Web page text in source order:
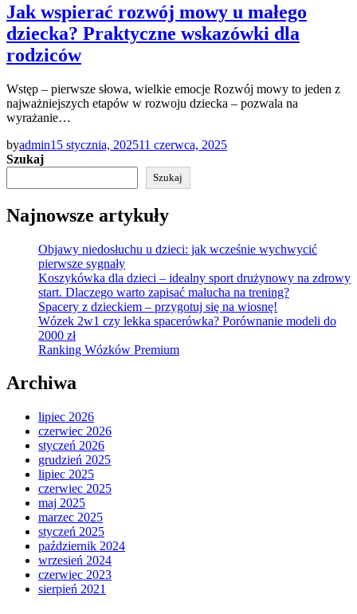
Jak wspierać rozwój mowy u małego
dziecka? Praktyczne wskazówki dla
rodziców
Wstęp – pierwsze słowa, wielkie emocje Rozwój mowy to jeden z
najważniejszych etapów w rozwoju dziecka – pozwala na
wyrażanie…
byadmin15 stycznia, 202511 czerwca, 2025
Szukaj
Szukaj
Najnowsze artykuły
Objawy niedosłuchu u dzieci: jak wcześnie wychwycić
pierwsze sygnały
Koszykówka dla dzieci – idealny sport drużynowy na zdrowy
start. Dlaczego warto zapisać malucha na trening?
Spacery z dzieckiem – przygotuj się na wiosnę!
Wózek 2w1 czy lekka spacerówka? Porównanie modeli do
2000 zł
Ranking Wózków Premium
Archiwa
lipiec 2026
czerwiec 2026
styczeń 2026
grudzień 2025
lipiec 2025
czerwiec 2025
maj 2025
marzec 2025
styczeń 2025
październik 2024
wrzesień 2024
czerwiec 2023
sierpień 2021